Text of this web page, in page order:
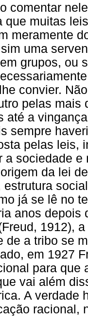
comentar
que muitas
meramente
uma
grupos, ou
convier.
pelas mais
até a
sempre
pelas leis,
a sociedade
da lei
estrutura
já se lê no
anos
1912),
de a tribo se
em 1927
para que
vai além
A verdade
racional,